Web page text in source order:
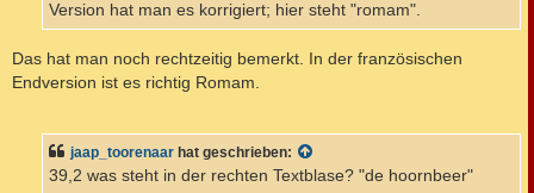
Version hat man es korrigiert; hier steht "romam".
Das hat man noch rechtzeitig bemerkt. In der französischen
Endversion ist es richtig Romam.
jaap_toorenaar hat geschrieben:
39,2 was steht in der rechten Textblase? "de hoornbeer"